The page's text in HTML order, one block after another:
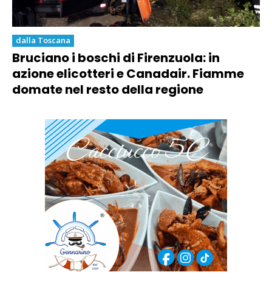
dalla Toscana
Bruciano i boschi di Firenzuola: in
azione elicotteri e Canadair. Fiamme
domate nel resto della regione